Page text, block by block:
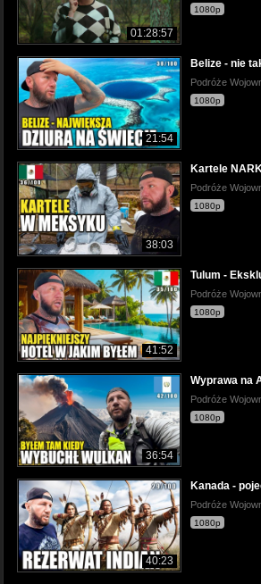
01:28:57
1080p
21:54
Belize - nie
Podróże
1080p
38:03
Kartele
Podróże
1080p
41:52
Tulum -
Podróże
1080p
36:54
Wyprawa na
Podróże
1080p
40:23
Kanada -
Podróże
1080p